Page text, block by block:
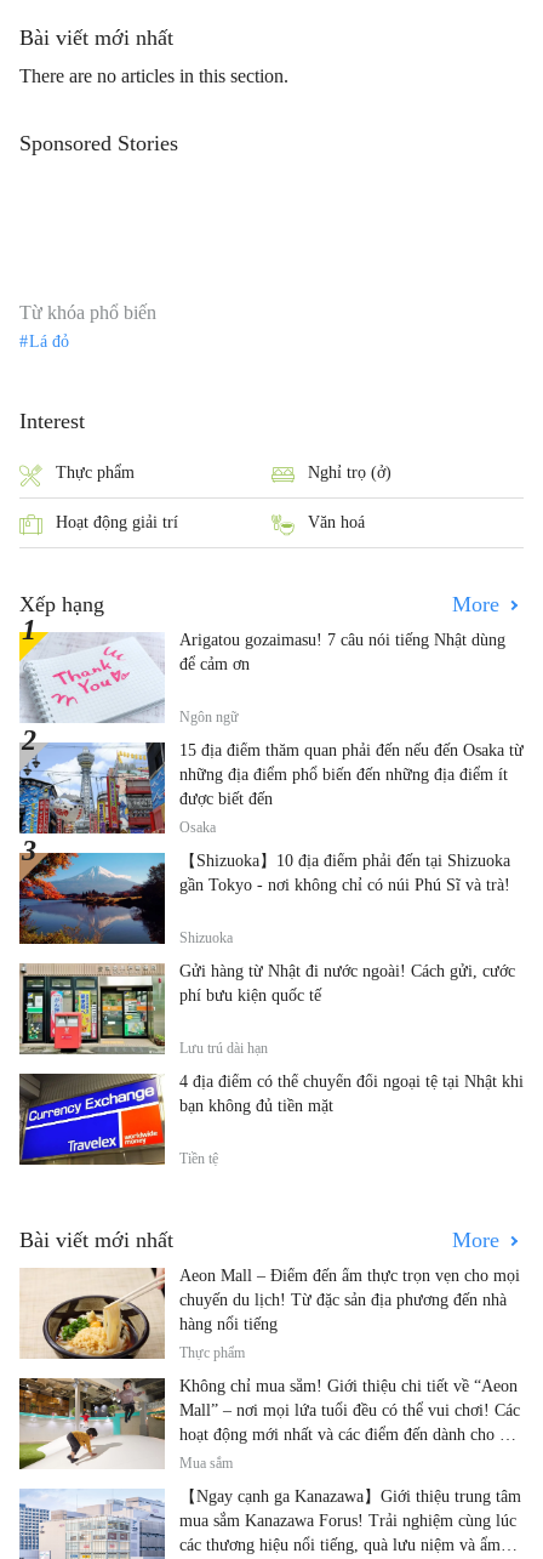
Bài viết mới nhất
There are no articles in this section.
Sponsored Stories
Từ khóa phổ biến
Lá đỏ
Interest
Thực phẩm Nghỉ trọ (ở)
Hoạt động giải trí Văn hoá
Xếp hạng More
Arigatou gozaimasu! 7 câu nói tiếng Nhật dùng
để cảm ơn
Ngôn ngữ
15 địa điểm thăm quan phải đến nếu đến Osaka từ
những địa điểm phổ biến đến những địa điểm ít
được biết đến
Osaka
【Shizuoka】10 địa điểm phải đến tại Shizuoka
gần Tokyo - nơi không chỉ có núi Phú Sĩ và trà!
Shizuoka
Gửi hàng từ Nhật đi nước ngoài! Cách gửi, cước
phí bưu kiện quốc tế
Lưu trú dài hạn
4 địa điểm có thể chuyển đổi ngoại tệ tại Nhật khi
bạn không đủ tiền mặt
Tiền tệ
Bài viết mới nhất More
Aeon Mall – Điểm đến ẩm thực trọn vẹn cho mọi
chuyến du lịch! Từ đặc sản địa phương đến nhà
hàng nổi tiếng
Thực phẩm
Không chỉ mua sắm! Giới thiệu chi tiết về “Aeon
Mall” – nơi mọi lứa tuổi đều có thể vui chơi! Các
hoạt động mới nhất và các điểm đến dành cho gia
đình.
Mua sắm
【Ngay cạnh ga Kanazawa】Giới thiệu trung tâm
mua sắm Kanazawa Forus! Trải nghiệm cùng lúc
các thương hiệu nổi tiếng, quà lưu niệm và ẩm